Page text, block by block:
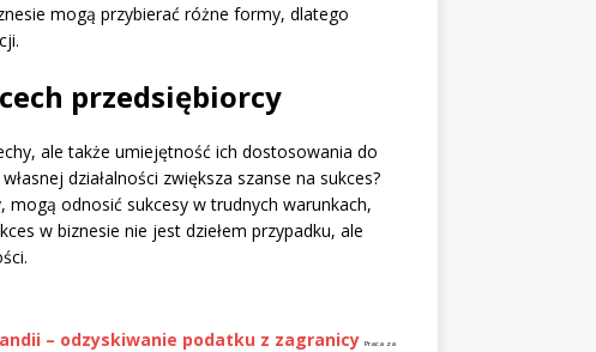
mogą przybierać różne formy, dlatego
przedsiębiorcy
ale także umiejętność ich dostosowania do
działalności zwiększa szanse na sukces?
odnosić sukcesy w trudnych warunkach,
w biznesie nie jest dziełem przypadku, ale
– odzyskiwanie podatku z zagranicy Praca za